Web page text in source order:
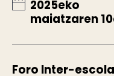
2025eko
maiatzaren
Foro Inter-